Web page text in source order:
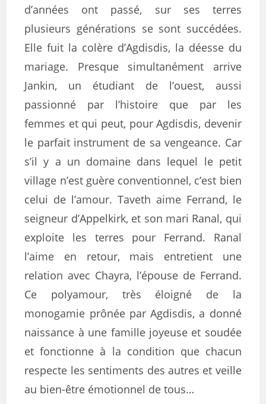
d’années ont passé, sur ses terres
plusieurs générations se sont succédées.
Elle fuit la colère d’Agdisdis, la déesse du
mariage. Presque simultanément arrive
Jankin, un étudiant de l’ouest, aussi
passionné par l’histoire que par les
femmes et qui peut, pour Agdisdis, devenir
le parfait instrument de sa vengeance. Car
s’il y a un domaine dans lequel le petit
village n’est guère conventionnel, c’est bien
celui de l’amour. Taveth aime Ferrand, le
seigneur d’Appelkirk, et son mari Ranal, qui
exploite les terres pour Ferrand. Ranal
l’aime en retour, mais entretient une
relation avec Chayra, l’épouse de Ferrand.
Ce polyamour, très éloigné de la
monogamie prônée par Agdisdis, a donné
naissance à une famille joyeuse et soudée
et fonctionne à la condition que chacun
respecte les sentiments des autres et veille
au bien-être émotionnel de tous…